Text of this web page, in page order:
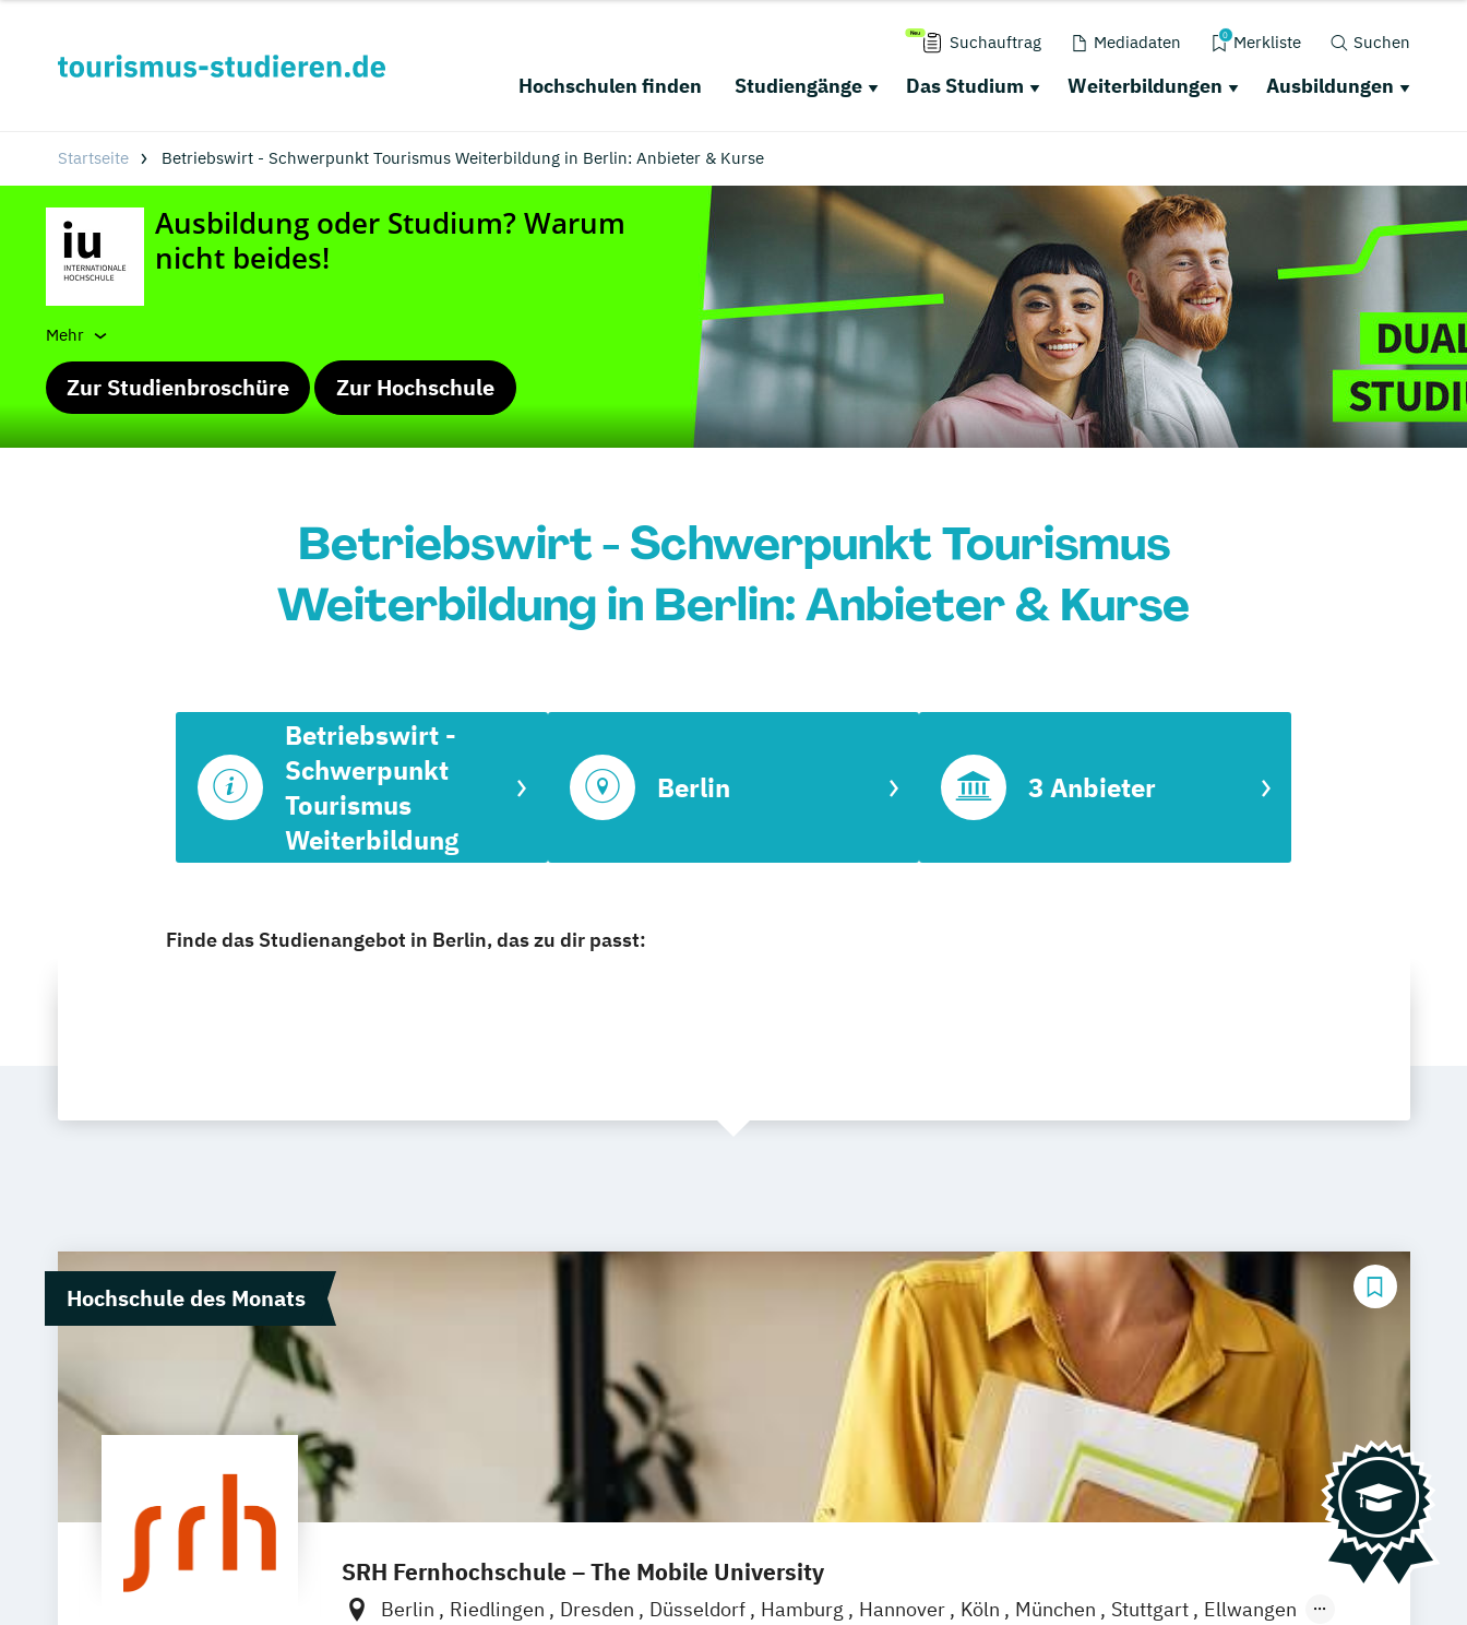
Suchauftrag Mediadaten 0 Merkliste Suchen
Hochschulen finden Studiengänge Das Studium Weiterbildungen Ausbildungen
Startseite Betriebswirt - Schwerpunkt Tourismus Weiterbildung in Berlin: Anbieter & Kurse
Mehr
Zur Studienbroschüre Zur Hochschule
Betriebswirt - Schwerpunkt Tourismus
Weiterbildung in Berlin: Anbieter & Kurse
Betriebswirt -
Schwerpunkt
Tourismus
Weiterbildung
Berlin 3 Anbieter
Finde das Studienangebot in Berlin, das zu dir passt:
Hochschule des Monats
SRH Fernhochschule – The Mobile University
Berlin Riedlingen Dresden Düsseldorf Hamburg Hannover Köln München Stuttgart
Ellwangen